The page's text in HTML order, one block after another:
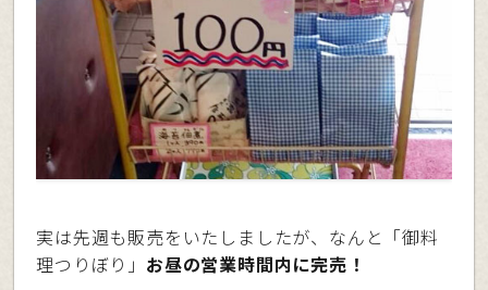
実は先週も販売をいたしましたが、なんと「御料
理つりぼり」 お昼の営業時間内に完売！